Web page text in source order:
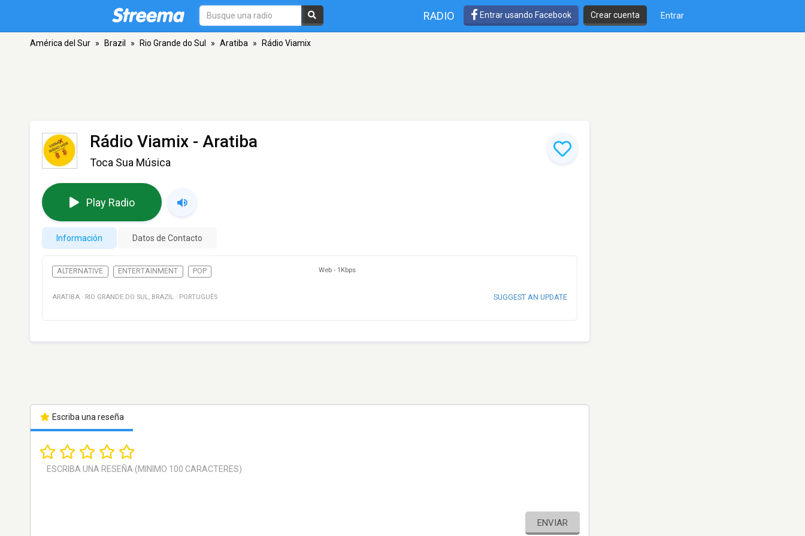
RADIO Entrar usando Facebook Crear cuenta Entrar
América del Sur » Brazil » Rio Grande do Sul » Aratiba » Rádio Viamix
Rádio Viamix - Aratiba
Toca Sua Música
Play Radio
Información Datos de Contacto
ALTERNATIVE ENTERTAINMENT POP Web - 1Kbps
ARATIBA · RIO GRANDE DO SUL, BRAZIL · PORTUGUÉS SUGGEST AN UPDATE
Escriba una reseña
ENVIAR